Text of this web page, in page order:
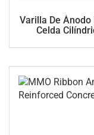
Varilla De Ánodo
Celda